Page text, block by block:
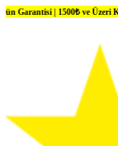
1500₺ ve Üzeri Kargo